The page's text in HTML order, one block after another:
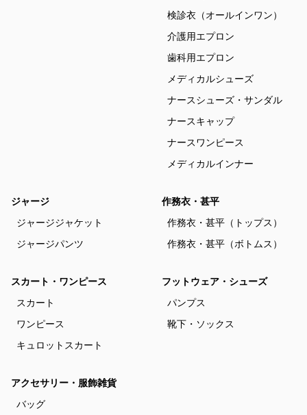
検診衣（オールインワン）
介護用エプロン
歯科用エプロン
メディカルシューズ
ナースシューズ・サンダル
ナースキャップ
ナースワンピース
メディカルインナー
ジャージ
ジャージジャケット
ジャージパンツ
作務衣・甚平
作務衣・甚平（トップス）
作務衣・甚平（ボトムス）
スカート・ワンピース
スカート
ワンピース
キュロットスカート
フットウェア・シューズ
パンプス
靴下・ソックス
アクセサリー・服飾雑貨
バッグ